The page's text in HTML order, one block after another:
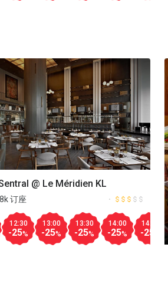
14:30
-10%
15:00
-30%
15:30
-30%
16:00
-20%
16:30
-20%
@ Le Méridien KL
订座
12:30
-25%
13:00
-25%
13:30
-25%
14:00
-25%
14:30
-25